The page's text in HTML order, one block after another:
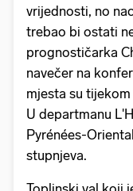
vrijednosti, no
trebao bi ostati
prognostičarka
navečer na
mjesta su
U departmanu
Pyrénées-
stupnjeva.